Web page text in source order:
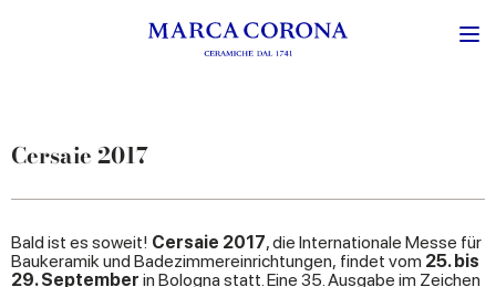
Cersaie 2017
Bald ist es soweit! Cersaie 2017, die Internationale Messe für
Baukeramik und Badezimmereinrichtungen, findet vom 25. bis
29. September in Bologna statt. Eine 35. Ausgabe im Zeichen